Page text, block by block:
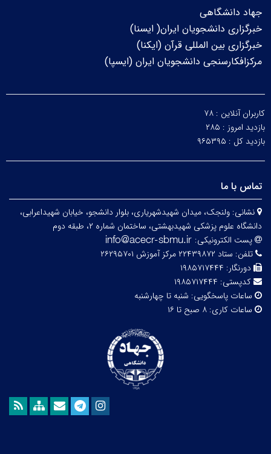
جهاد دانشگاهی
خبرگزاری دانشجویان ایران( ایسنا)
خبرگزاری بین المللی قرآن (ایکنا)
مرکزافکارسنجی دانشجویان ایران (ایسپا)
کاربران آنلاین : ۷۸
بازدید امروز : ۲۸۵
بازدید کل : ۹۶۵۳۹۵
تماس با ما
نشانی: ولنجک، میدان شهیدشهریاری، بلوار دانشجو، خیابان شهیداعرابی،
دانشگاه علوم پزشکی شهیدبهشتی، ساختمان شماره ۲، طبقه دوم
پست الکترونیکی:
تلفن: ستاد ۲۲۴۳۹۸۷۲ مرکز آموزش ۲۶۲۹۵۷۰۱
دورنگار: ۱۹۸۵۷۱۷۴۴۴
کدپستی: ۱۹۸۵۷۱۷۴۴۴
ساعات پاسخگویی: شنبه تا چهارشنبه
ساعات کاری: ۸ صبح تا ۱۶